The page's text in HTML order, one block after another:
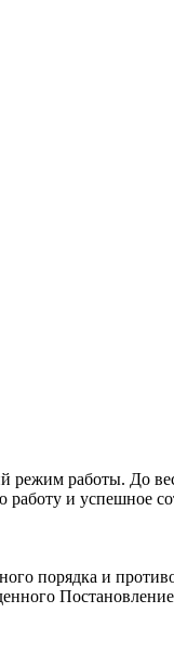
режим работы. До
и успешное
порядка и